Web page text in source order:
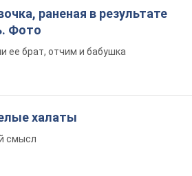
раненая в результате
Фото
ее брат, отчим и бабушка
халаты
смысл